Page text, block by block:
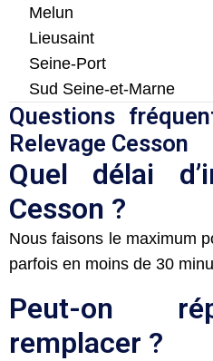
Melun
Lieusaint
Seine-Port
Sud Seine-et-Marne
Questions
Relevage Cesson
Quel délai
Cesson ?
Nous faisons le maximum
parfois en moins de 30
Peut-on
remplacer ?